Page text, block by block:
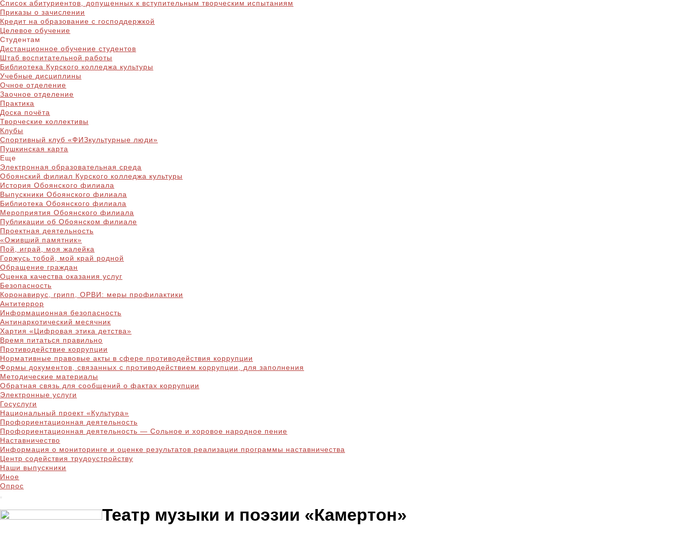
Список абитуриентов, допущенных к вступительным творческим испытаниям
Приказы о зачислении
Кредит на образование с господдержкой
Целевое обучение
Студентам
Дистанционное обучение студентов
Штаб воспитательной работы
Библиотека Курского колледжа культуры
Учебные дисциплины
Очное отделение
Заочное отделение
Практика
Доска почёта
Творческие коллективы
Клубы
Спортивный клуб «ФИЗкультурные люди»
Пушкинская карта
Еще
Электронная образовательная среда
Обоянский филиал Курского колледжа культуры
История Обоянского филиала
Выпускники Обоянского филиала
Библиотека Обоянского филиала
Мероприятия Обоянского филиала
Публикации об Обоянском филиале
Проектная деятельность
«Оживший памятник»
Пой, играй, моя жалейка
Горжусь тобой, мой край родной
Обращение граждан
Оценка качества оказания услуг
Безопасность
Коронавирус, грипп, ОРВИ: меры профилактики
Антитеррор
Информационная безопасность
Антинаркотический месячник
Хартия «Цифровая этика детства»
Время питаться правильно
Противодействие коррупции
Нормативные правовые акты в сфере противодействия коррупции
Формы документов, связанных с противодействием коррупции, для заполнения
Методические материалы
Обратная связь для сообщений о фактах коррупции
Электронные услуги
Госуслуги
Национальный проект «Культура»
Профориентационная деятельность
Профориентационная деятельность — Сольное и хоровое народное пение
Наставничество
Информация о мониторинге и оценке результатов реализации программы наставничества
Центр содействия трудоустройству
Наши выпускники
Иное
Опрос
Театр музыки и поэзии «Камертон»